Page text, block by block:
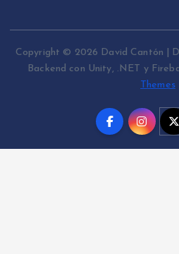
Copyright © 2026 David Cantón |
Backend con Unity, .NET y
Themes